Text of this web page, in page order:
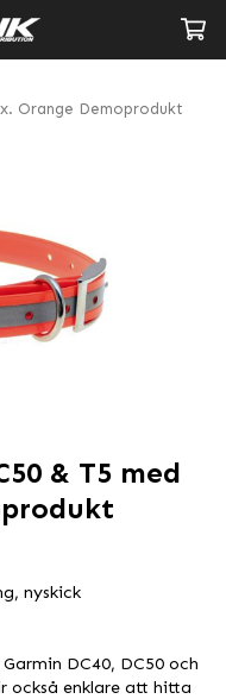
Orange Demoprodukt
& T5 med
nyskick
DC40, DC50 och
också enklare att hitta